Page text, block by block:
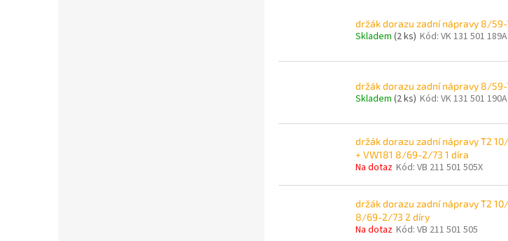
držák dorazu zadní nápravy 8/59-
Skladem (2 ks) Kód: VK 131 501 189A
držák dorazu zadní nápravy 8/59-
Skladem (2 ks) Kód: VK 131 501 190A
držák dorazu zadní nápravy T2
+ VW181 8/69-2/73 1 díra
Na dotaz Kód: VB 211 501 505X
držák dorazu zadní nápravy T2
8/69-2/73 2 díry
Na dotaz Kód: VB 211 501 505